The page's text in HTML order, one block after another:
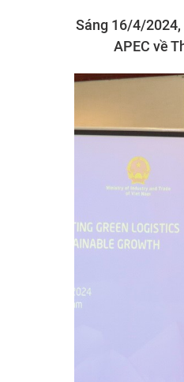
Sáng 16/4/2024,
APEC về